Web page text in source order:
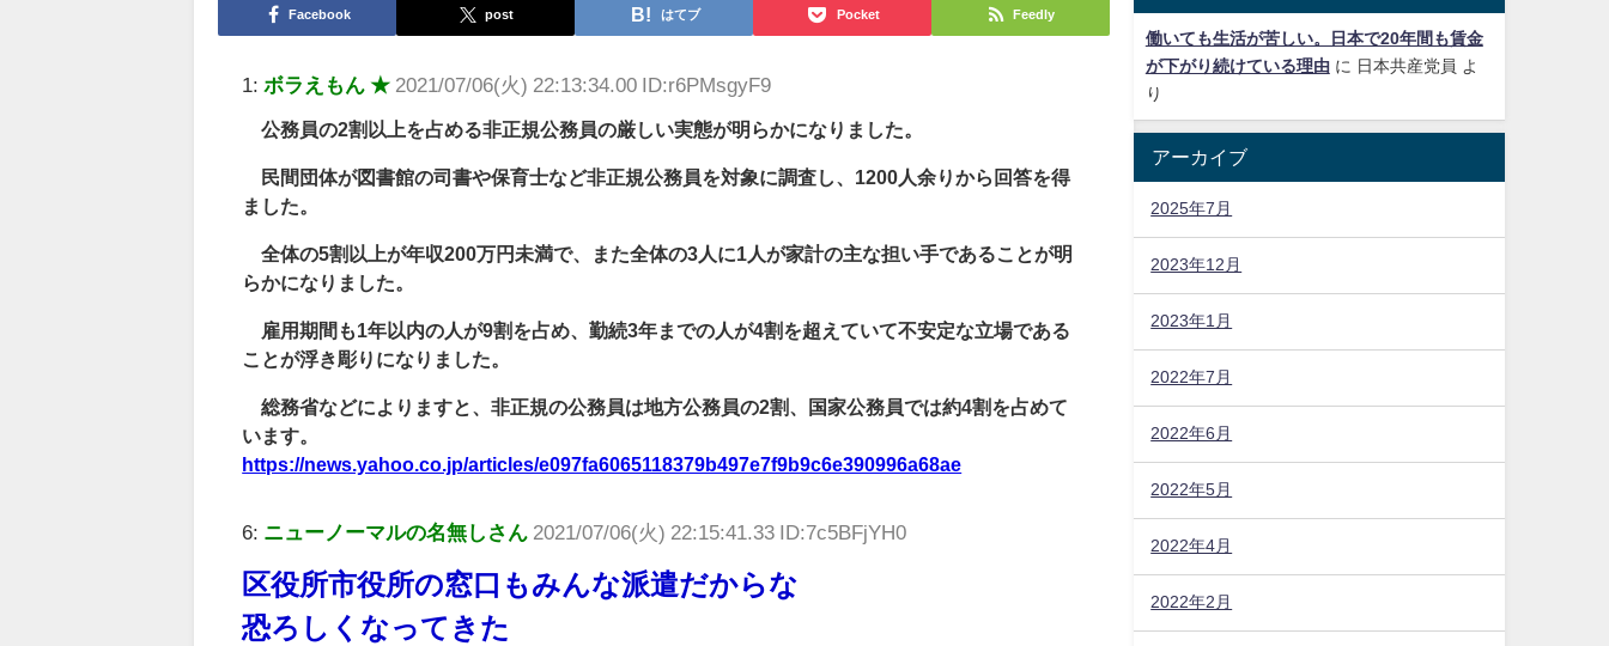
Facebook post はてブ Pocket Feedly
1: ボラえもん ★ 2021/07/06(火) 22:13:34.00 ID:r6PMsgyF9
公務員の2割以上を占める非正規公務員の厳しい実態が明らかになりました。
民間団体が図書館の司書や保育士など非正規公務員を対象に調査し、1200人余りから回答を得
ました。
全体の5割以上が年収200万円未満で、また全体の3人に1人が家計の主な担い手であることが明
らかになりました。
雇用期間も1年以内の人が9割を占め、勤続3年までの人が4割を超えていて不安定な立場である
ことが浮き彫りになりました。
総務省などによりますと、非正規の公務員は地方公務員の2割、国家公務員では約4割を占めて
います。
https://news.yahoo.co.jp/articles/e097fa6065118379b497e7f9b9c6e390996a68ae
6: ニューノーマルの名無しさん 2021/07/06(火) 22:15:41.33 ID:7c5BFjYH0
区役所市役所の窓口もみんな派遣だからな
恐ろしくなってきた
働いても生活が苦しい。日本で20年間も賃金
が下がり続けている理由に 日本共産党員
よ
り
アーカイブ
2025年7月
2023年12月
2023年1月
2022年7月
2022年6月
2022年5月
2022年4月
2022年2月